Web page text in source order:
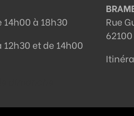
14h00 à 18h30
et de 14h00
Rue